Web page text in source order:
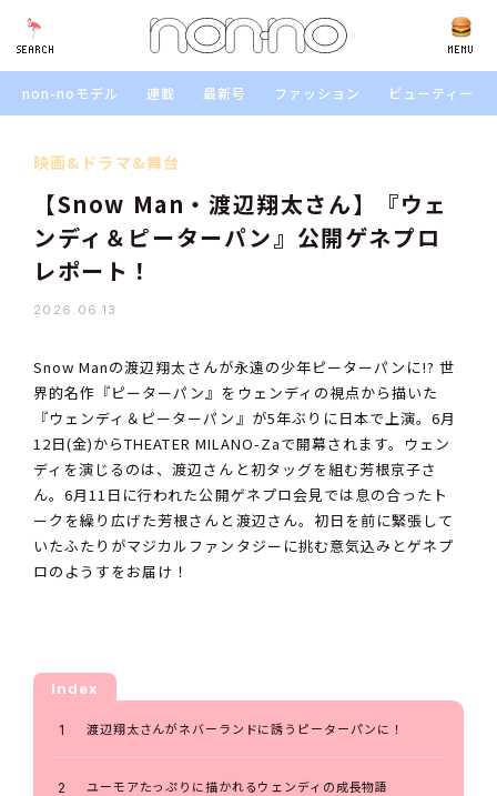
SEARCH MENU
SEARCH
non-noモデル 連載 最新号 ファッション ビューティー
映画&ドラマ&舞台
【Snow Man・渡辺翔太さん】『ウェ
ンディ＆ピーターパン』公開ゲネプロ
レポート！
2026.06.13
Snow Manの渡辺翔太さんが永遠の少年ピーターパンに――!? 世
界的名作『ピーターパン』をウェンディの視点から描いた
『ウェンディ＆ピーターパン』が5年ぶりに日本で上演。6月
12日(金)からTHEATER MILANO-Zaで開幕されます。ウェン
ディを演じるのは、渡辺さんと初タッグを組む芳根京子さ
ん。6月11日に行われた公開ゲネプロ会見では息の合ったト
ークを繰り広げた芳根さんと渡辺さん。初日を前に緊張して
いたふたりがマジカルファンタジーに挑む意気込みとゲネプ
ロのようすをお届け！
Index
渡辺翔太さんがネバーランドに誘うピーターパンに！
ユーモアたっぷりに描かれるウェンディの成長物語